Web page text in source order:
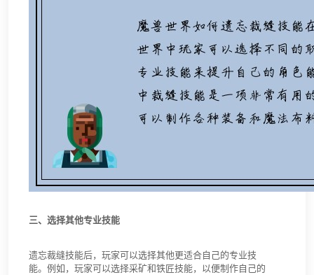
三、选择其他专业技能
遗忘裁缝技能后，玩家可以选择其他更适合自己的专业技
能。例如，玩家可以选择采矿和铁匠技能，以便制作自己的